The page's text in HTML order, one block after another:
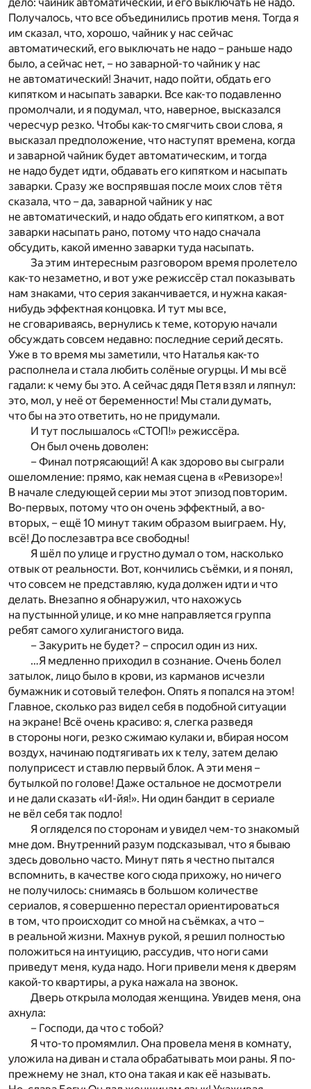
Получалось, что все объединились против меня. Тогда я
им сказал, что, хорошо, чайник у нас сейчас
автоматический, его выключать не надо – раньше надо
было, а сейчас нет, – но заварной-то чайник у нас
не автоматический! Значит, надо пойти, обдать его
кипятком и насыпать заварки. Все как-то подавленно
промолчали, и я подумал, что, наверное, высказался
чересчур резко. Чтобы как-то смягчить свои слова, я
высказал предположение, что наступят времена, когда
и заварной чайник будет автоматическим, и тогда
не надо будет идти, обдавать его кипятком и насыпать
заварки. Сразу же воспрявшая после моих слов тётя
сказала, что – да, заварной чайник у нас
не автоматический, и надо обдать его кипятком, а вот
заварки насыпать рано, потому что надо сначала
обсудить, какой именно заварки туда насыпать.
За этим интересным разговором время пролетело
как-то незаметно, и вот уже режиссёр стал показывать
нам знаками, что серия заканчивается, и нужна какая-
нибудь эффектная концовка. И тут мы все,
не сговариваясь, вернулись к теме, которую начали
обсуждать совсем недавно: последние серий десять.
Уже в то время мы заметили, что Наталья как-то
располнела и стала любить солёные огурцы. И мы всё
гадали: к чему бы это. А сейчас дядя Петя взял и ляпнул:
это, мол, у неё от беременности! Мы стали думать,
что бы на это ответить, но не придумали.
И тут послышалось «СТОП!» режиссёра.
Он был очень доволен:
– Финал потрясающий! А как здорово вы сыграли
ошеломление: прямо, как немая сцена в «Ревизоре»!
В начале следующей серии мы этот эпизод повторим.
Во-первых, потому что он очень эффектный, а во-
вторых, – ещё 10 минут таким образом выиграем. Ну,
всё! До послезавтра все свободны!
Я шёл по улице и грустно думал о том, насколько
отвык от реальности. Вот, кончились съёмки, и я понял,
что совсем не представляю, куда должен идти и что
делать. Внезапно я обнаружил, что нахожусь
на пустынной улице, и ко мне направляется группа
ребят самого хулиганистого вида.
– Закурить не будет? – спросил один из них.
…Я медленно приходил в сознание. Очень болел
затылок, лицо было в крови, из карманов исчезли
бумажник и сотовый телефон. Опять я попался на этом!
Главное, сколько раз видел себя в подобной ситуации
на экране! Всё очень красиво: я, слегка разведя
в стороны ноги, резко сжимаю кулаки и, вбирая носом
воздух, начинаю подтягивать их к телу, затем делаю
полуприсест и ставлю первый блок. А эти меня –
бутылкой по голове! Даже остальное не досмотрели
и не дали сказать «И-йя!». Ни один бандит в сериале
не вёл себя так подло!
Я огляделся по сторонам и увидел чем-то знакомый
мне дом. Внутренний разум подсказывал, что я бываю
здесь довольно часто. Минут пять я честно пытался
вспомнить, в качестве кого сюда прихожу, но ничего
не получилось: снимаясь в большом количестве
сериалов, я совершенно перестал ориентироваться
в том, что происходит со мной на съёмках, а что –
в реальной жизни. Махнув рукой, я решил полностью
положиться на интуицию, рассудив, что ноги сами
приведут меня, куда надо. Ноги привели меня к дверям
какой-то квартиры, а рука нажала на звонок.
Дверь открыла молодая женщина. Увидев меня, она
ахнула:
– Господи, да что с тобой?
Я что-то промямлил. Она провела меня в комнату,
уложила на диван и стала обрабатывать мои раны. Я по-
прежнему не знал, кто она такая и как её называть.